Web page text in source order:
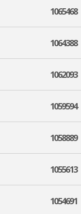
1065468
1064388
1062093
1059594
1058889
1055613
1054691